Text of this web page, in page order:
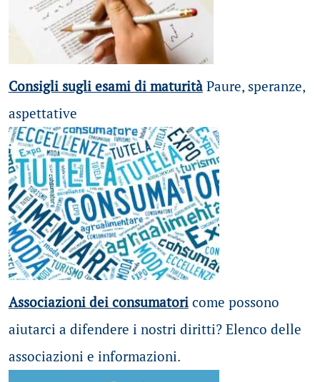
Consigli sugli esami di maturità Paure, speranze,
aspettative
Associazioni dei consumatoricome possono
aiutarci a difendere i nostri diritti? Elenco delle
associazioni e informazioni.